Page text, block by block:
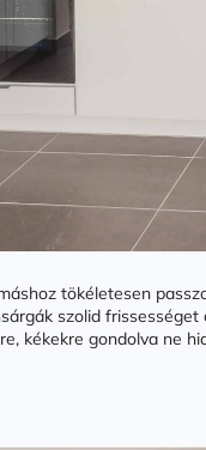
tökéletesen
szolid
kékekre gondolva ne